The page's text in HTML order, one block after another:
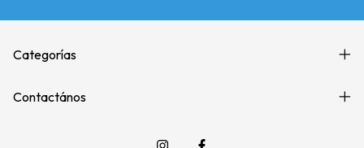
Categorías
Contactános